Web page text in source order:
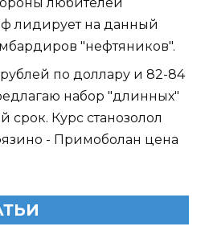
любителей
лидирует на данный
"нефтяников".
по доллару и 82-84
набор "длинных"
Курс станозолол
- Примоболан цена